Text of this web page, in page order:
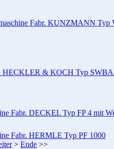
Fabr. KUNZMANN Typ
HECKLER & KOCH Typ SWBA
Fabr. DECKEL Typ FP 4 mit
Fabr. HERMLE Typ PF 1000
> Ende >>